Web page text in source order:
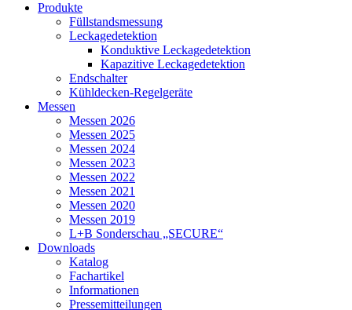
Produkte
Füllstandsmessung
Leckagedetektion
Konduktive Leckagedetektion
Kapazitive Leckagedetektion
Endschalter
Kühldecken-Regelgeräte
Messen
Messen 2026
Messen 2025
Messen 2024
Messen 2023
Messen 2022
Messen 2021
Messen 2020
Messen 2019
L+B Sonderschau „SECURE“
Downloads
Katalog
Fachartikel
Informationen
Pressemitteilungen